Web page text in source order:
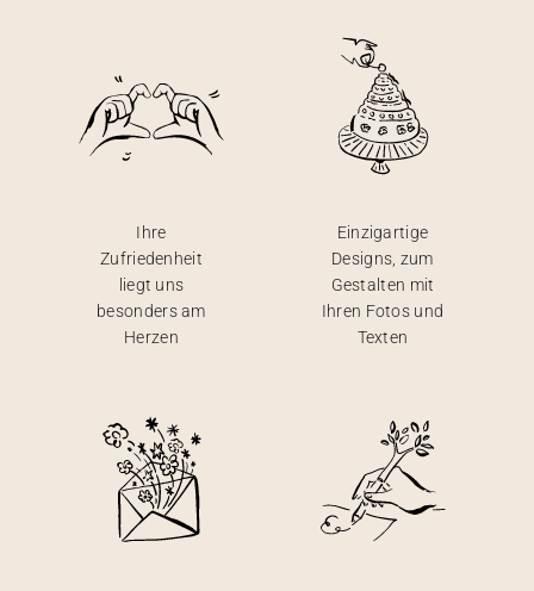
Ihre
Zufriedenheit
liegt uns
besonders am
Herzen
Einzigartige
Designs, zum
Gestalten mit
Ihren Fotos und
Texten